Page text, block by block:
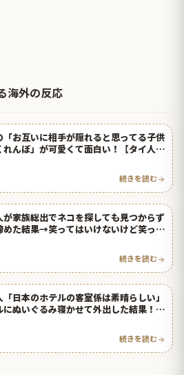
海外の反応
「お互いに相手が隠れると思ってる子供
れんぼ」が可愛くて面白い！【タイ人の
続きを読む
が家族総出でネコを探しても見つからず
めた結果→笑ってはいけないけど笑った
続きを読む
「日本のホテルの客室係は素晴らしい」
にぬいぐるみ寝かせて外出した結果！
続きを読む